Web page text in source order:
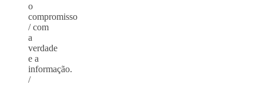
o
compromisso
/ com
a
verdade
e a
informação.
/